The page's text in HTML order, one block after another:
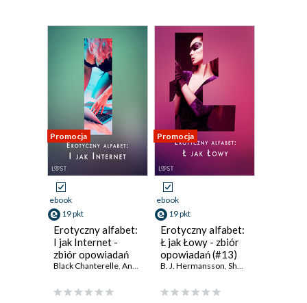
Promocja
ebook
19 pkt
Erotyczny alfabet:
I jak Internet -
zbiór opowiadań
Black Chanterelle, Annah Viki M. , Victoria Październy
Promocja
ebook
19 pkt
Erotyczny alfabet:
Ł jak Łowy - zbiór
opowiadań (#13)
B. J. Hermansson, SheWolf